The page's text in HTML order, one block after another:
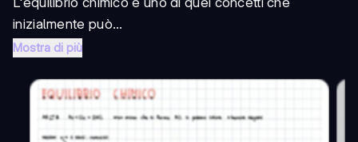
inizialmente può...
Mostra di più